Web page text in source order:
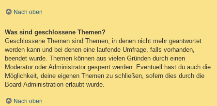
Nach oben
Was sind geschlossene Themen?
Geschlossene Themen sind Themen, in denen nicht mehr geantwortet
werden kann und bei denen eine laufende Umfrage, falls vorhanden,
beendet wurde. Themen können aus vielen Gründen durch einen
Moderator oder Administrator gesperrt werden. Eventuell hast du auch die
Möglichkeit, deine eigenen Themen zu schließen, sofern dies durch die
Board-Administration erlaubt wurde.
Nach oben